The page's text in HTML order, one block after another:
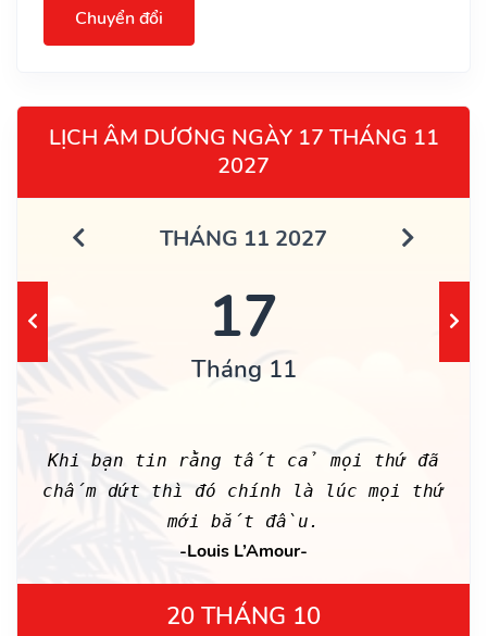
Chuyển đổi
LỊCH ÂM DƯƠNG NGÀY 17 THÁNG 11
2027
THÁNG 11 2027
17
Tháng 11
Khi bạn tin rằng tất cả mọi thứ đã
chấm dứt thì đó chính là lúc mọi thứ
mới bắt đầu.
-Louis L’Amour-
20 THÁNG 10